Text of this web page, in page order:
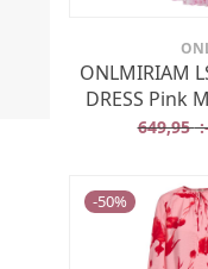
ONLMIRIAM
DRESS Pink
649,95
-50%